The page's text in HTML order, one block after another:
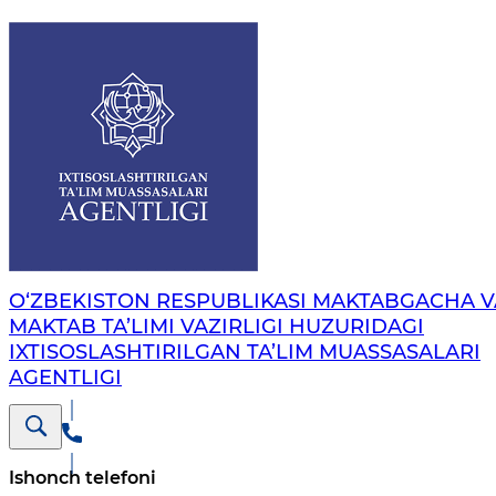
O‘ZBEKISTON RESPUBLIKASI MAKTABGACHA
MAKTAB TA’LIMI VAZIRLIGI HUZURIDAGI
IXTISOSLASHTIRILGAN TA’LIM MUASSASALARI
AGENTLIGI
Ishonch telefoni